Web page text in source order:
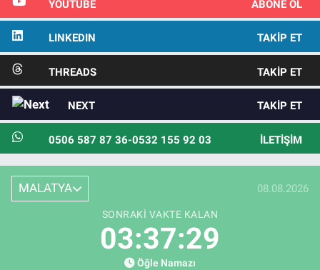
YOUTUBE ABONE OL
LINKEDIN TAKIP ET
THREADS TAKIP ET
NEXT TAKIP ET
0506 587 87 36-0532 155 92 03 İLETIŞIM
MALATYA 08.08.2026
SONRAKI VAKTE KALAN
03:37:27
Öğle Namazı